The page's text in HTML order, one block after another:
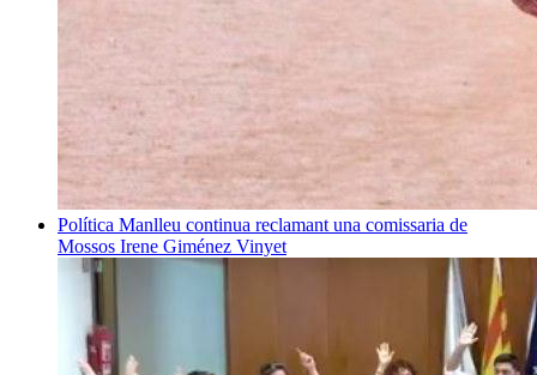
Política Manlleu continua reclamant una comissaria de
Mossos Irene Giménez Vinyet